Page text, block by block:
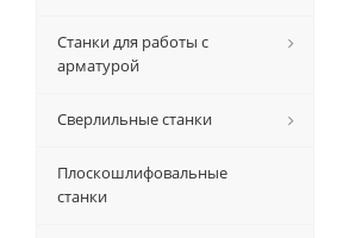
Станки для работы с
арматурой
Сверлильные станки
Плоскошлифовальные
станки